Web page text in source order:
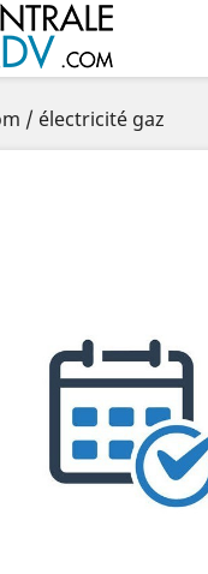
/ électricité gaz